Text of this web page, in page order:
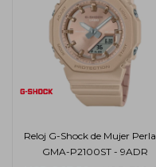
Reloj G-Shock de Mujer
GMA-P2100ST - 9ADR